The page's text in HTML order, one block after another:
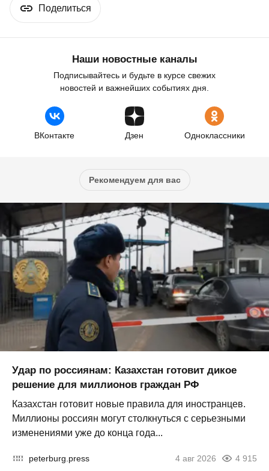
Поделиться
Наши новостные каналы
Подписывайтесь и будьте в курсе свежих
новостей и важнейших событиях дня.
ВКонтакте Дзен Одноклассники
Рекомендуем для вас
Удар по россиянам: Казахстан готовит дикое
решение для миллионов граждан РФ
Казахстан готовит новые правила для иностранцев.
Миллионы россиян могут столкнуться с серьезными
изменениями уже до конца года...
peterburg.press 4 авг 2026 4 915